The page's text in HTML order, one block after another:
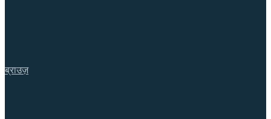
ब्राउज़